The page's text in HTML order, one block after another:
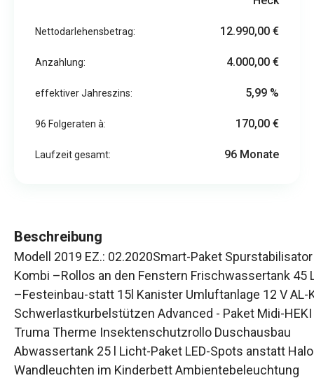
Nettodarlehensbetrag: 12.990,00 €
Anzahlung: 4.000,00 €
effektiver Jahreszins: 5,99 %
96 Folgeraten à: 170,00 €
Laufzeit gesamt: 96 Monate
Beschreibung
Modell 2019 EZ.: 02.2020 ​Smart-Paket Spurstabilisator
Kombi –Rollos an den Fenstern Frischwassertank 45
–Festeinbau-statt 15l Kanister Umluftanlage 12 V AL-
Schwerlastkurbelstützen Advanced - Paket Midi-HEKI
Truma Therme Insektenschutzrollo Duschausbau
Abwassertank 25 l Licht-Paket LED-Spots anstatt
Wandleuchten im Kinderbett Ambientebeleuchtung